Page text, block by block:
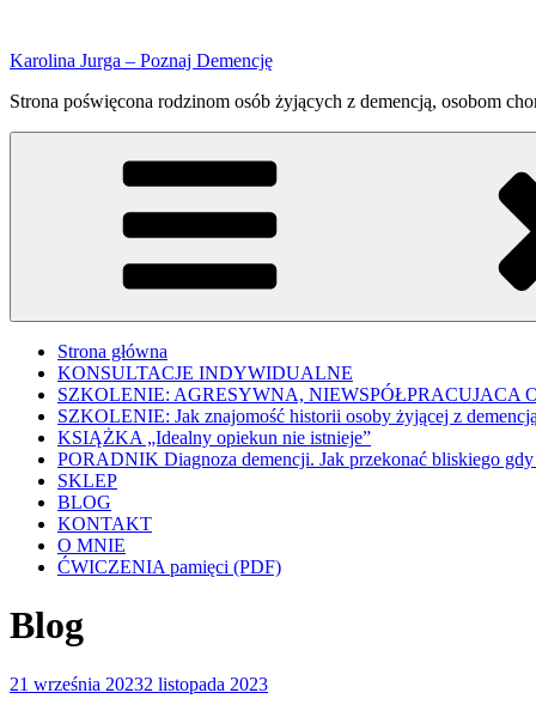
treści
Karolina Jurga – Poznaj Demencję
Strona poświęcona rodzinom osób żyjących z demencją, osobom
Strona główna
KONSULTACJE INDYWIDUALNE
SZKOLENIE: AGRESYWNA, NIEWSPÓŁPRACUJACA
SZKOLENIE: Jak znajomość historii osoby żyjącej z
KSIĄŻKA „Idealny opiekun nie istnieje”
PORADNIK Diagnoza demencji. Jak przekonać bliskiego gdy
SKLEP
BLOG
KONTAKT
O MNIE
ĆWICZENIA pamięci (PDF)
Blog
Opublikowane
21 września 20232 listopada 2023